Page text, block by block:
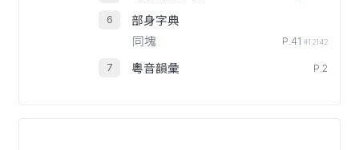
部身字典
同塊
P.41 #12142
粵音韻彙 P.2